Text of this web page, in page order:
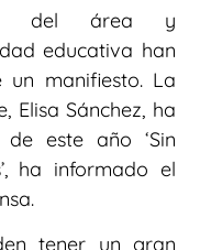
del área y
educativa han
manifiesto. La
Elisa Sánchez, ha
este año ‘Sin
ha informado el
tener un gran